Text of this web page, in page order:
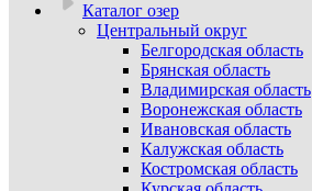
Каталог озер
Центральный округ
Белгородская область
Брянская область
Владимирская область
Воронежская область
Ивановская область
Калужская область
Костромская область